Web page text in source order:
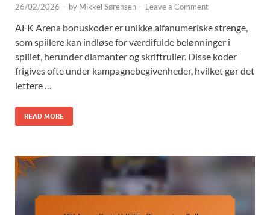
26/02/2026 - by Mikkel Sørensen - Leave a Comment
AFK Arena bonuskoder er unikke alfanumeriske strenge,
som spillere kan indløse for værdifulde belønninger i
spillet, herunder diamanter og skriftruller. Disse koder
frigives ofte under kampagnebegivenheder, hvilket gør det
lettere …
READ MORE